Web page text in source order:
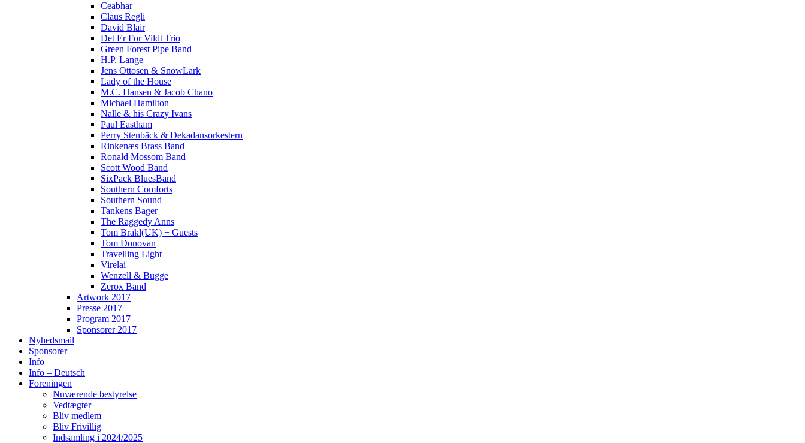
Ceabhar
Claus Regli
David Blair
Det Er For Vildt Trio
Green Forest Pipe Band
H.P. Lange
Jens Ottosen & SnowLark
Lady of the House
M.C. Hansen & Jacob Chano
Michael Hamilton
Nalle & his Crazy Ivans
Paul Eastham
Perry Stenbäck & Dekadansorkestern
Rinkenæs Brass Band
Ronald Mossom Band
Scott Wood Band
SixPack BluesBand
Southern Comforts
Southern Sound
Tankens Bager
The Raggedy Anns
Tom Brakl(UK) + Guests
Tom Donovan
Travelling Light
Virelai
Wenzell & Bugge
Zerox Band
Artwork 2017
Presse 2017
Program 2017
Sponsorer 2017
Nyhedsmail
Sponsorer
Info
Info – Deutsch
Foreningen
Nuværende bestyrelse
Vedtægter
Bliv medlem
Bliv Frivillig
Indsamling i 2024/2025